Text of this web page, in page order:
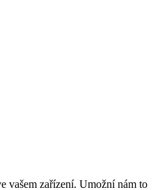
vašem zařízení. Umožní nám to